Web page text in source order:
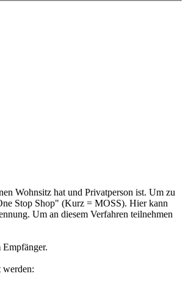
Wohnsitz hat und Privatperson ist. Um zu
Stop Shop" (Kurz = MOSS). Hier kann
Um an diesem Verfahren teilnehmen
werden: